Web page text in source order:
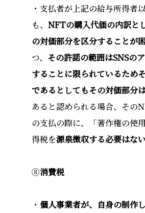
・支払者が上記の給与所得者
も、NFTの購入代価の内訳と
の対価部分を区分することが
つ、 その許諾の範囲はSNSの
することに限られているため
であるとしてもその対価部分
あると認められる場合、その
の支払の際に、「著作権の使
得税を源泉徴収する必要はな
⑧消費税
・ 個人事業者が、自身の制作